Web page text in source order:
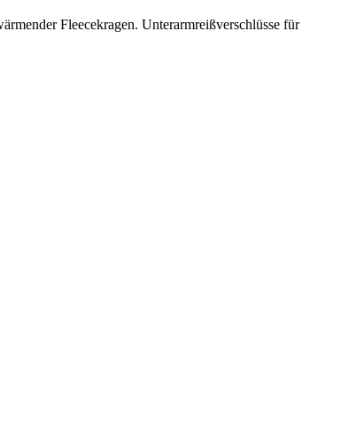
Fleecekragen. Unterarmreißverschlüsse für